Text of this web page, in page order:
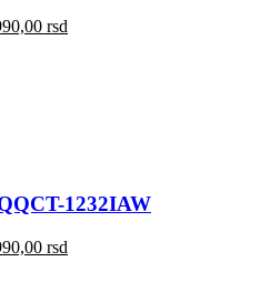
rsd
1232IAW
rsd